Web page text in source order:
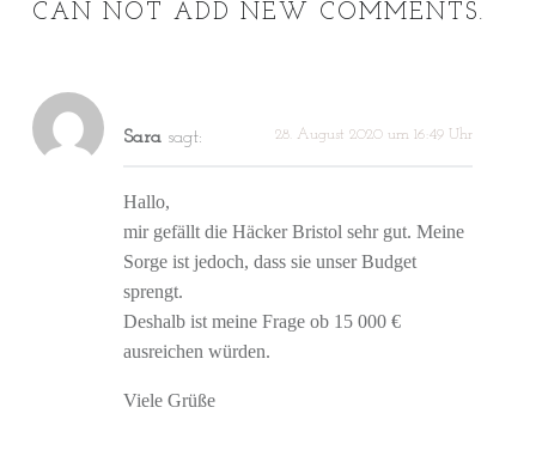
CAN NOT ADD NEW COMMENTS.
Sara sagt: 28. August 2020 um 16:49 Uhr
Hallo,
mir gefällt die Häcker Bristol sehr gut. Meine
Sorge ist jedoch, dass sie unser Budget
sprengt.
Deshalb ist meine Frage ob 15 000 €
ausreichen würden.
Viele Grüße